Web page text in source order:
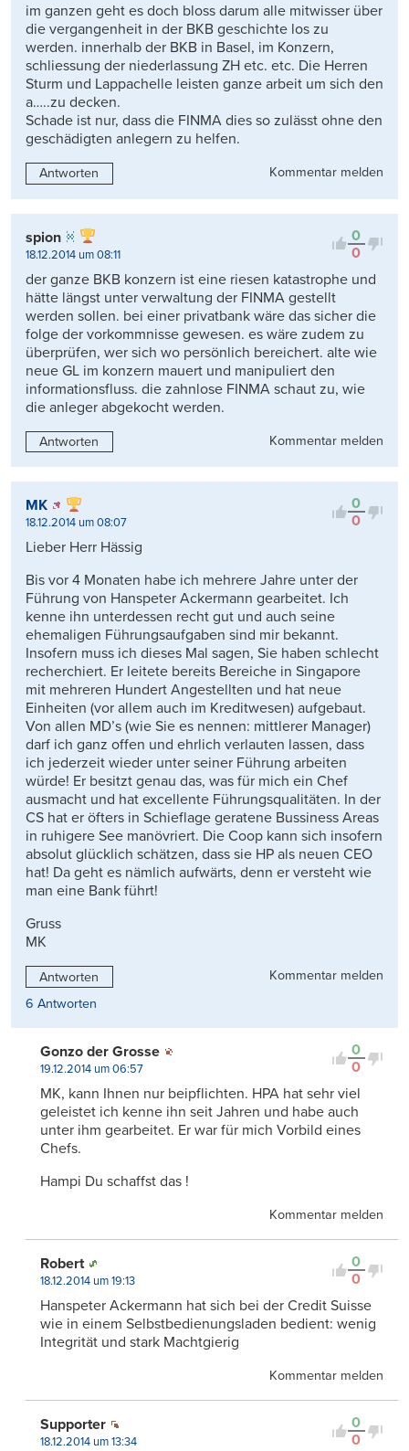
im ganzen geht es doch bloss darum alle mitwisser über
die vergangenheit in der BKB geschichte los zu
werden. innerhalb der BKB in Basel, im Konzern,
schliessung der niederlassung ZH etc. etc. Die Herren
Sturm und Lappachelle leisten ganze arbeit um sich den
a…..zu decken.
Schade ist nur, dass die FINMA dies so zulässt ohne den
geschädigten anlegern zu helfen.
Antworten Kommentar melden
0
0
spion
18.12.2014 um 08:11
der ganze BKB konzern ist eine riesen katastrophe und
hätte längst unter verwaltung der FINMA gestellt
werden sollen. bei einer privatbank wäre das sicher die
folge der vorkommnisse gewesen. es wäre zudem zu
überprüfen, wer sich wo persönlich bereichert. alte wie
neue GL im konzern mauert und manipuliert den
informationsfluss. die zahnlose FINMA schaut zu, wie
die anleger abgekocht werden.
Antworten Kommentar melden
0
0
MK
18.12.2014 um 08:07
Lieber Herr Hässig
Bis vor 4 Monaten habe ich mehrere Jahre unter der
Führung von Hanspeter Ackermann gearbeitet. Ich
kenne ihn unterdessen recht gut und auch seine
ehemaligen Führungsaufgaben sind mir bekannt.
Insofern muss ich dieses Mal sagen, Sie haben schlecht
recherchiert. Er leitete bereits Bereiche in Singapore
mit mehreren Hundert Angestellten und hat neue
Einheiten (vor allem auch im Kreditwesen) aufgebaut.
Von allen MD’s (wie Sie es nennen: mittlerer Manager)
darf ich ganz offen und ehrlich verlauten lassen, dass
ich jederzeit wieder unter seiner Führung arbeiten
würde! Er besitzt genau das, was für mich ein Chef
ausmacht und hat excellente Führungsqualitäten. In der
CS hat er öfters in Schieflage geratene Bussiness Areas
in ruhigere See manövriert. Die Coop kann sich insofern
absolut glücklich schätzen, dass sie HP als neuen CEO
hat! Da geht es nämlich aufwärts, denn er versteht wie
man eine Bank führt!
Gruss
MK
Antworten
Kommentar melden
6 Antworten
0
0
Gonzo der Grosse
19.12.2014 um 06:57
MK, kann Ihnen nur beipflichten. HPA hat sehr viel
geleistet ich kenne ihn seit Jahren und habe auch
unter ihm gearbeitet. Er war für mich Vorbild eines
Chefs.
Hampi Du schaffst das !
Kommentar melden
0
0
Robert
18.12.2014 um 19:13
Hanspeter Ackermann hat sich bei der Credit Suisse
wie in einem Selbstbedienungsladen bedient: wenig
Integrität und stark Machtgierig
Kommentar melden
0
0
Supporter
18.12.2014 um 13:34